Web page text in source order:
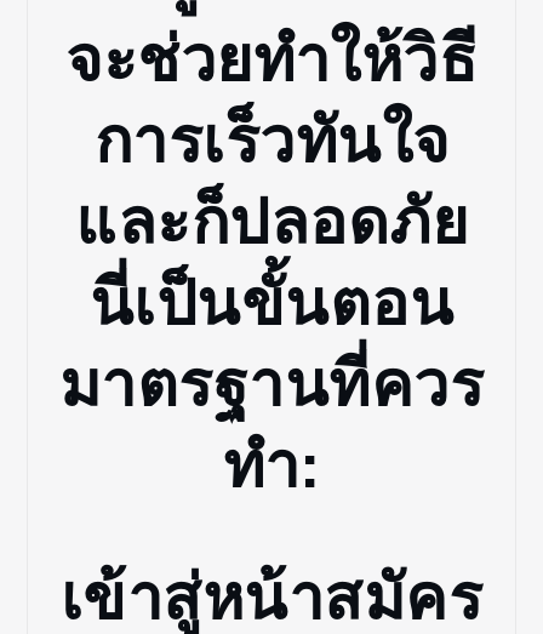
จะช่วยทำให้วิธี
การเร็วทันใจ
และก็ปลอดภัย
นี่เป็นขั้นตอน
มาตรฐานที่ควร
ทำ:
เข้าสู่หน้าสมัคร